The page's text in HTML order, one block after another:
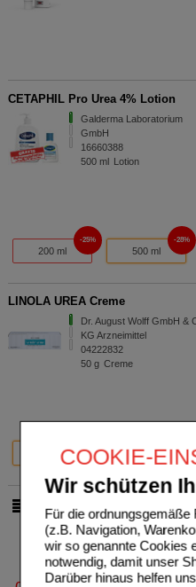
COOKIE-
Wir schützen
Für die
(z.B. Navigation,
wir so genannte Cookies
notwendig, damit unser
Darüber hinaus helfen
CETAPHIL Pro Urea 4% Lotion
Galderma Laboratorium
GmbH
16660388
500 ml Lotion
200 ml
25%
500 ml
28%
LINOLA UREA Creme
Dr. August Wolff GmbH &
KG Arzneimittel
04222832
50 g Creme
50 g 100 g